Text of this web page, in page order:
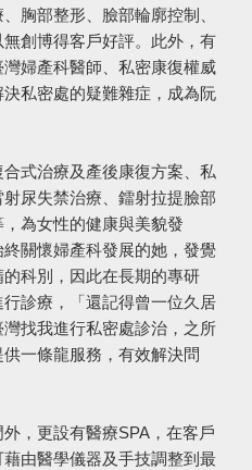
胸部整形、臉部輪廓控制、
創博得客戶好評。此外，有
婦產科醫師、私密康復權威
私密處的疑難雜症，成為阮
合式治療及產後康復方案、私
尿失禁治療、鐳射拉提臉部
為女性的健康與美貌發
關懷婦產科發展的她，發覺
科別，因此在長期的專研
診療，「還記得曾一位久居
找我進行私密處診治，之所
一條龍服務，有效解決問
，更設有醫療SPA，在客戶
由醫學儀器及手技調整到最